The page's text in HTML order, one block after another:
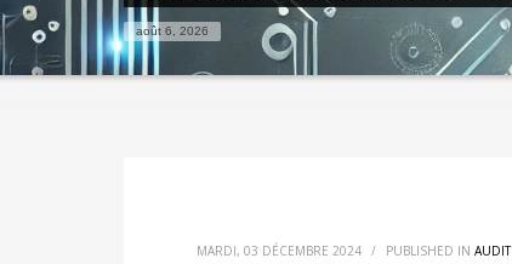
août 6, 2026
MARDI, 03 DÉCEMBRE 2024 / PUBLISHED IN AUDIT